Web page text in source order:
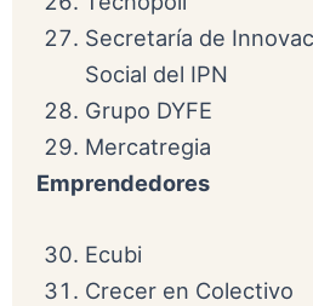
Secretaría de
Social del IPN
Grupo DYFE
Mercatregia
Emprendedores
Ecubi
Crecer en Colectivo